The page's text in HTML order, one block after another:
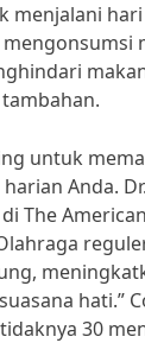
menjalani hari
untuk
Anda.
The
hati.”
30